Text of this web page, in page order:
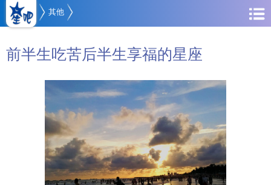
其他
前半生吃苦后半生享福的星座